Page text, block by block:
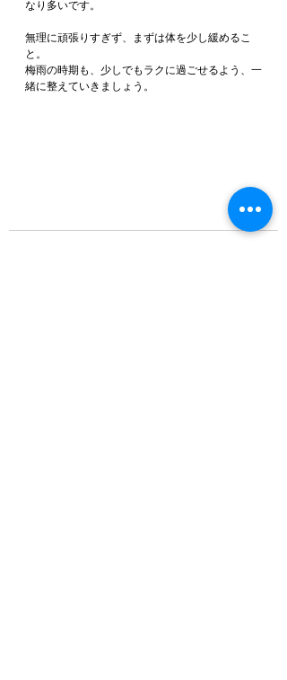
なり多いです。
無理に頑張りすぎず、まずは体を少し緩めるこ
と。
梅雨の時期も、少しでもラクに過ごせるよう、一
緒に整えていきましょう。